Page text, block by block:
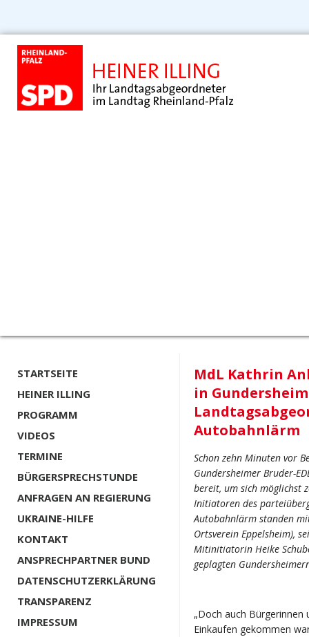
STARTSEITE
HEINER ILLING
PROGRAMM
VIDEOS
TERMINE
BÜRGERSPRECHSTUNDE
ANFRAGEN AN REGIERUNG
UKRAINE-HILFE
KONTAKT
ANSPRECHPARTNER BUND
DATENSCHUTZERKLÄRUNG
TRANSPARENZ
IMPRESSUM
MdL Kathrin
in
Autobahnlärm
Schon zehn Minuten vor
Gundersheimer Bruder-
bereit, um sich möglichst
Initiatoren des
Autobahnlärm standen
Ortsverein Eppelsheim),
Mitinitiatorin Heike
geplagten
„Doch auch
Einkaufen gekommen